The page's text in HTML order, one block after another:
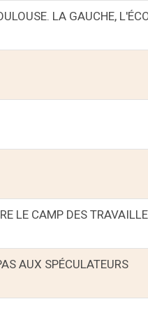
LA GAUCHE,
LE CAMP DES
AUX SPÉCULATEURS